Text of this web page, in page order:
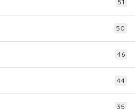
51
50
46
44
35